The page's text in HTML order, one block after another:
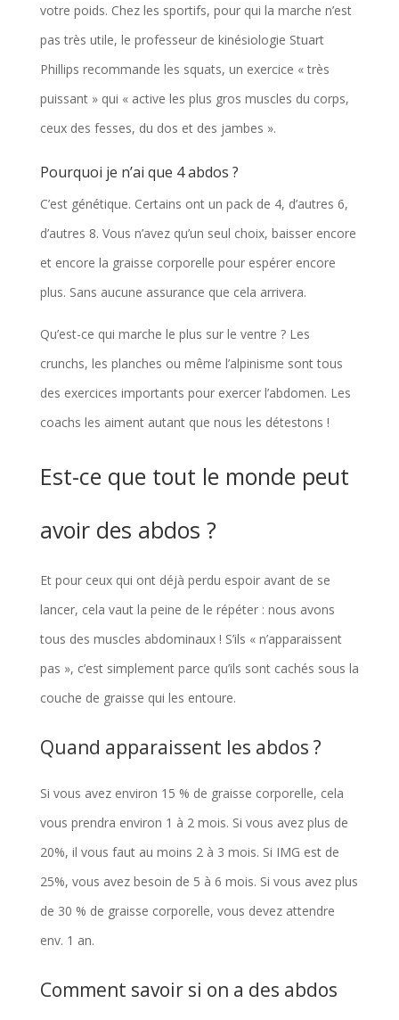
votre poids. Chez les sportifs, pour qui la marche n’est
pas très utile, le professeur de kinésiologie Stuart
Phillips recommande les squats, un exercice « très
puissant » qui « active les plus gros muscles du corps,
ceux des fesses, du dos et des jambes ».
Pourquoi je n’ai que 4 abdos ?
C’est génétique. Certains ont un pack de 4, d’autres 6,
d’autres 8. Vous n’avez qu’un seul choix, baisser encore
et encore la graisse corporelle pour espérer encore
plus. Sans aucune assurance que cela arrivera.
Qu’est-ce qui marche le plus sur le ventre ? Les
crunchs, les planches ou même l’alpinisme sont tous
des exercices importants pour exercer l’abdomen. Les
coachs les aiment autant que nous les détestons !
Est-ce que tout le monde peut
avoir des abdos ?
Et pour ceux qui ont déjà perdu espoir avant de se
lancer, cela vaut la peine de le répéter : nous avons
tous des muscles abdominaux ! S’ils « n’apparaissent
pas », c’est simplement parce qu’ils sont cachés sous la
couche de graisse qui les entoure.
Quand apparaissent les abdos ?
Si vous avez environ 15 % de graisse corporelle, cela
vous prendra environ 1 à 2 mois. Si vous avez plus de
20%, il vous faut au moins 2 à 3 mois. Si IMG est de
25%, vous avez besoin de 5 à 6 mois. Si vous avez plus
de 30 % de graisse corporelle, vous devez attendre
env. 1 an.
Comment savoir si on a des abdos